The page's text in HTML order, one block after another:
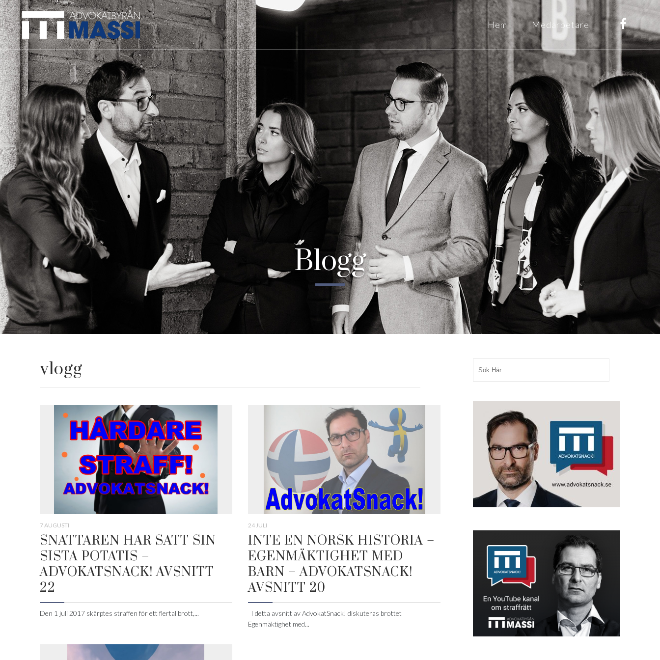
Hem Medarbetare
Blogg
vlogg
7 AUGUSTI
SNATTAREN HAR SATT SIN
SISTA POTATIS –
ADVOKATSNACK! AVSNITT
22
Den 1 juli 2017 skärptes straffen för ett flertal brott,...
24 JULI
INTE EN NORSK HISTORIA –
EGENMÄKTIGHET MED
BARN – ADVOKATSNACK!
AVSNITT 20
I detta avsnitt av AdvokatSnack! diskuteras brottet
Egenmäktighet med...